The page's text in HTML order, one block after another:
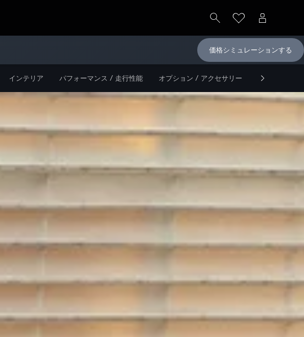
価格シミュレーションする
インテリア パフォーマンス / 走行性能 オプション / アクセサリー ファイナンス